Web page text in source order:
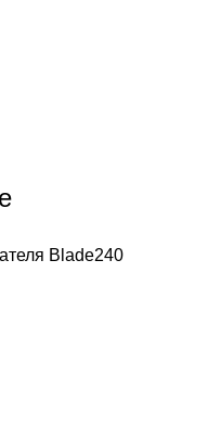
Blade240